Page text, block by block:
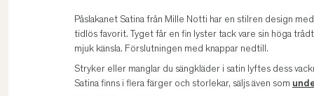
Påslakanet Satina från Mille Notti har en stilren design
tidlös favorit. Tyget får en fin lyster tack vare sin höga
mjuk känsla. Förslutningen med knappar nedtill.
Stryker eller manglar du sängkläder i satin lyftes dess
Satina finns i flera färger och storlekar, säljs även som